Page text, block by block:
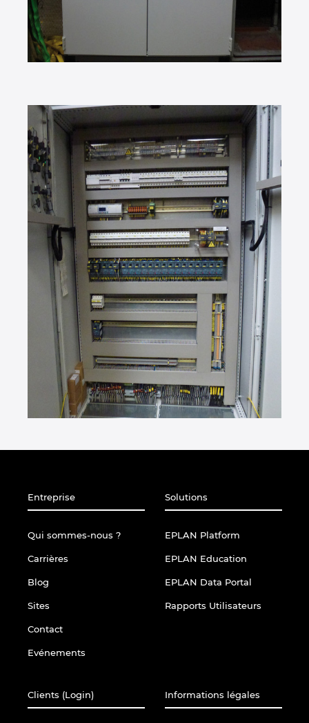
Entreprise
Qui sommes-nous ?
Carrières
Blog
Sites
Contact
Evénements
Solutions
EPLAN Platform
EPLAN Education
EPLAN Data Portal
Rapports Utilisateurs
Clients (Login) Informations légales